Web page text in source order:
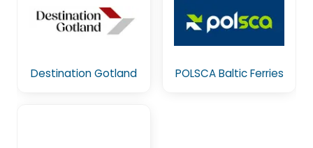
Destination Gotland POLSCA Baltic Ferries